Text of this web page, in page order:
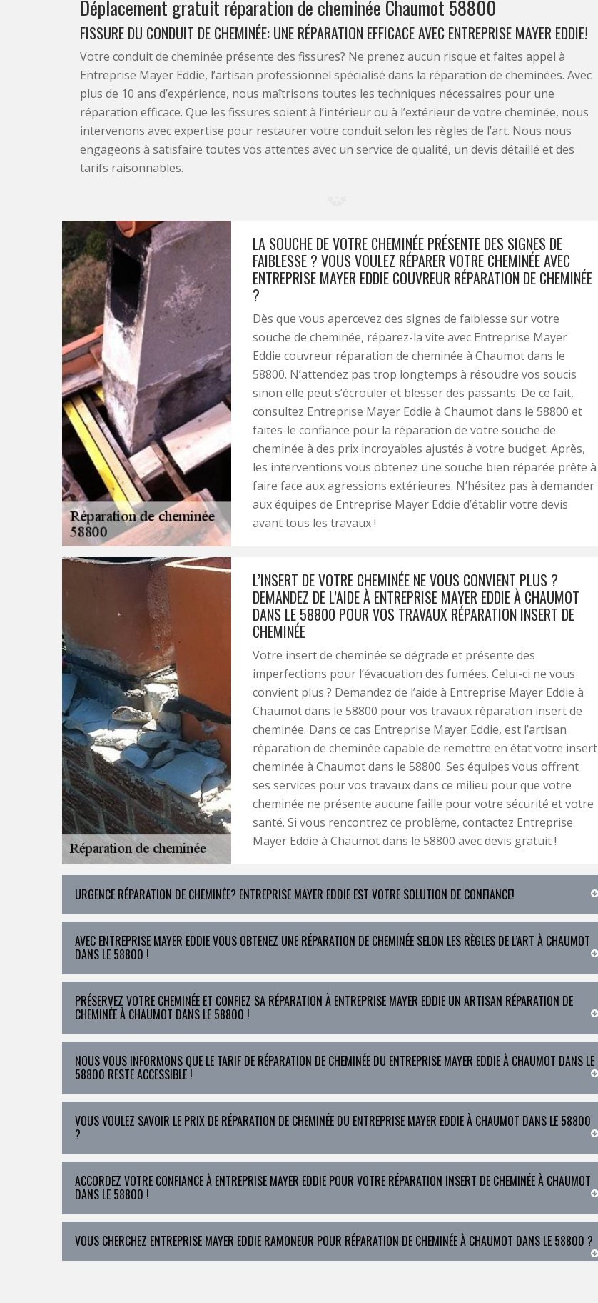
Déplacement gratuit réparation de cheminée Chaumot 58800
FISSURE DU CONDUIT DE CHEMINÉE: UNE RÉPARATION EFFICACE AVEC ENTREPRISE MAYER EDDIE!
Votre conduit de cheminée présente des fissures? Ne prenez aucun risque et faites appel à
Entreprise Mayer Eddie, l’artisan professionnel spécialisé dans la réparation de cheminées. Avec
plus de 10 ans d’expérience, nous maîtrisons toutes les techniques nécessaires pour une
réparation efficace. Que les fissures soient à l’intérieur ou à l’extérieur de votre cheminée, nous
intervenons avec expertise pour restaurer votre conduit selon les règles de l’art. Nous nous
engageons à satisfaire toutes vos attentes avec un service de qualité, un devis détaillé et des
tarifs raisonnables.
LA SOUCHE DE VOTRE CHEMINÉE PRÉSENTE DES SIGNES DE
FAIBLESSE ? VOUS VOULEZ RÉPARER VOTRE CHEMINÉE AVEC
ENTREPRISE MAYER EDDIE COUVREUR RÉPARATION DE CHEMINÉE
?
Dès que vous apercevez des signes de faiblesse sur votre
souche de cheminée, réparez-la vite avec Entreprise Mayer
Eddie couvreur réparation de cheminée à Chaumot dans le
58800. N’attendez pas trop longtemps à résoudre vos soucis
sinon elle peut s’écrouler et blesser des passants. De ce fait,
consultez Entreprise Mayer Eddie à Chaumot dans le 58800 et
faites-le confiance pour la réparation de votre souche de
cheminée à des prix incroyables ajustés à votre budget. Après,
les interventions vous obtenez une souche bien réparée prête à
faire face aux agressions extérieures. N’hésitez pas à demander
aux équipes de Entreprise Mayer Eddie d’établir votre devis
avant tous les travaux !
L’INSERT DE VOTRE CHEMINÉE NE VOUS CONVIENT PLUS ?
DEMANDEZ DE L’AIDE À ENTREPRISE MAYER EDDIE À CHAUMOT
DANS LE 58800 POUR VOS TRAVAUX RÉPARATION INSERT DE
CHEMINÉE
Votre insert de cheminée se dégrade et présente des
imperfections pour l’évacuation des fumées. Celui-ci ne vous
convient plus ? Demandez de l’aide à Entreprise Mayer Eddie à
Chaumot dans le 58800 pour vos travaux réparation insert de
cheminée. Dans ce cas Entreprise Mayer Eddie, est l’artisan
réparation de cheminée capable de remettre en état votre insert
cheminée à Chaumot dans le 58800. Ses équipes vous offrent
ses services pour vos travaux dans ce milieu pour que votre
cheminée ne présente aucune faille pour votre sécurité et votre
santé. Si vous rencontrez ce problème, contactez Entreprise
Mayer Eddie à Chaumot dans le 58800 avec devis gratuit !
URGENCE RÉPARATION DE CHEMINÉE? ENTREPRISE MAYER EDDIE EST VOTRE SOLUTION DE CONFIANCE!
AVEC ENTREPRISE MAYER EDDIE VOUS OBTENEZ UNE RÉPARATION DE CHEMINÉE SELON LES RÈGLES DE L’ART À CHAUMOT
DANS LE 58800 !
PRÉSERVEZ VOTRE CHEMINÉE ET CONFIEZ SA RÉPARATION À ENTREPRISE MAYER EDDIE UN ARTISAN RÉPARATION DE
CHEMINÉE À CHAUMOT DANS LE 58800 !
NOUS VOUS INFORMONS QUE LE TARIF DE RÉPARATION DE CHEMINÉE DU ENTREPRISE MAYER EDDIE À CHAUMOT DANS LE
58800 RESTE ACCESSIBLE !
VOUS VOULEZ SAVOIR LE PRIX DE RÉPARATION DE CHEMINÉE DU ENTREPRISE MAYER EDDIE À CHAUMOT DANS LE 58800
?
ACCORDEZ VOTRE CONFIANCE À ENTREPRISE MAYER EDDIE POUR VOTRE RÉPARATION INSERT DE CHEMINÉE À CHAUMOT
DANS LE 58800 !
VOUS CHERCHEZ ENTREPRISE MAYER EDDIE RAMONEUR POUR RÉPARATION DE CHEMINÉE À CHAUMOT DANS LE 58800 ?